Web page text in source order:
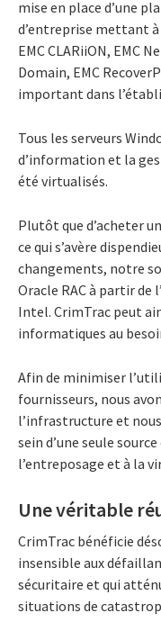
mise en place d’une
d’entreprise mettant
EMC CLARiiON, EMC
Domain, EMC
important dans
Tous les serveurs
d’information et la
été virtualisés.
Plutôt que d’acheter
ce qui s’avère
changements, notre
Oracle RAC à partir
Intel. CrimTrac peut
informatiques au
Afin de minimiser
fournisseurs, nous
l’infrastructure et
sein d’une seule
l’entreposage et à la
Une véritable
CrimTrac bénéficie
insensible aux
sécuritaire et qui
situations de